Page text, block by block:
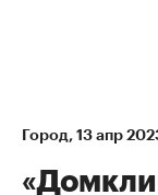
Город⁠, 13 апр